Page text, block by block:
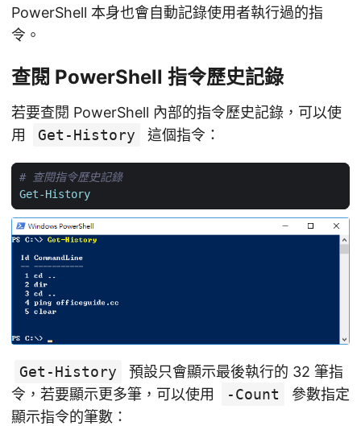
PowerShell 本身也會自動記錄使用者執行過的指
令。
查閱 PowerShell 指令歷史記錄
若要查閱 PowerShell 內部的指令歷史記錄，可以使
用
Get-History 這個指令：
# 查閱指令歷史記錄
Get-History
Get-History
預設只會顯示最後執行的 32 筆指
令，若要顯示更多筆，可以使用
-Count
參數指定
顯示指令的筆數：